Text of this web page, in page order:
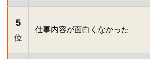
5
位
仕事内容が面白くなかった